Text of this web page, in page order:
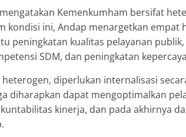
Kemenkumham bersifat
kondisi ini, Andap menargetkan empat
peningkatan kualitas pelayanan
SDM, dan peningkatan
diperlukan internalisasi
diharapkan dapat mengoptimalkan
kinerja, dan pada akhirnya